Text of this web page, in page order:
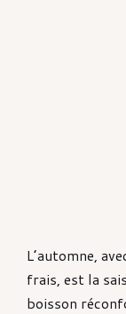
L’automne,
frais, est la
boisson